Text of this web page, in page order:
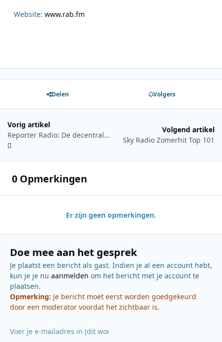
Website: www.rab.fm
Delen Volgers
Vorig artikel
Reporter Radio: De decentralisatieparadox
Volgend artikel
Sky Radio Zomerhit Top 101
0 Opmerkingen
Er zijn geen opmerkingen.
Doe mee aan het gesprek
Je plaatst een bericht als gast. Indien je al een account hebt,
kun je je nu aanmelden om het bericht met je account te
plaatsen.
Opmerking: Je bericht moet eerst worden goedgekeurd
door een moderator voordat het zichtbaar is.